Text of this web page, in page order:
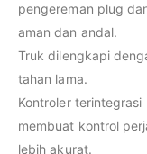
pengereman plug
aman dan andal.
Truk dilengkapi
tahan lama.
Kontroler
membuat kontrol
lebih akurat.